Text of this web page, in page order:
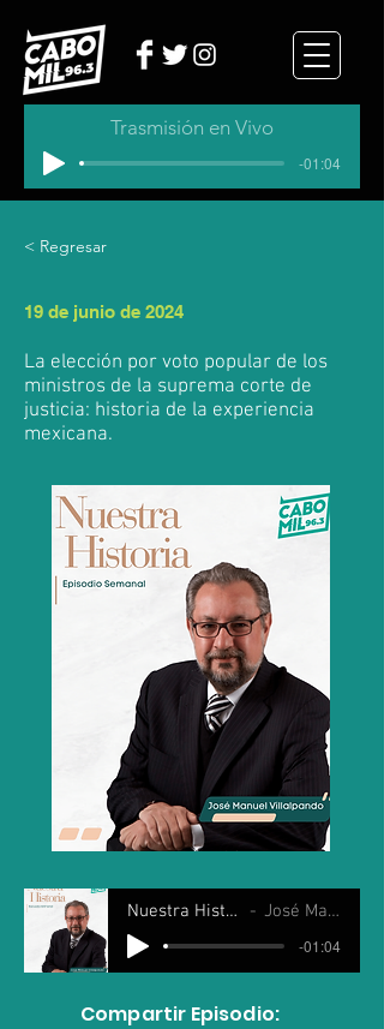
Trasmisión en Vivo
-01:04
< Regresar
19 de junio de 2024
La elección por voto popular de los
ministros de la suprema corte de
justicia: historia de la experiencia
mexicana.
Nuestra Historia 19 Junio 2024 José Manuel Villalpando
-01:04
Compartir Episodio: